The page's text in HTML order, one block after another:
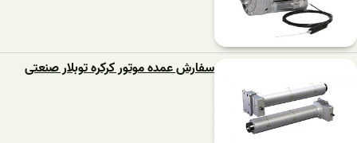
سفارش عمده موتور کرکره توبلار صنعتی